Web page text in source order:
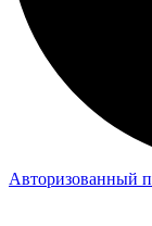
Авторизованный